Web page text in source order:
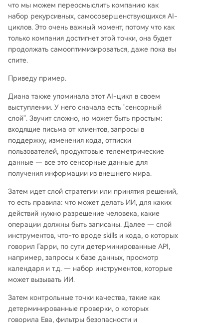
что мы можем переосмыслить компанию как
набор рекурсивных, самосовершенствующихся AI-
циклов. Это очень важный момент, потому что как
только компания достигнет этой точки, она будет
продолжать самооптимизироваться, даже пока вы
спите.
Приведу пример.
Диана также упоминала этот AI-цикл в своем
выступлении. У него сначала есть "сенсорный
слой". Звучит сложно, но может быть простым:
входящие письма от клиентов, запросы в
поддержку, изменения кода, отписки
пользователей, продуктовые телеметрические
данные — все это сенсорные данные для
получения информации из внешнего мира.
Затем идет слой стратегии или принятия решений,
то есть правила: что может делать ИИ, для каких
действий нужно разрешение человека, какие
операции должны быть записаны. Далее — слой
инструментов, что-то вроде skills и кода, о которых
говорил Гарри, по сути детерминированные API,
например, запросы к базе данных, просмотр
календаря и т.д. — набор инструментов, которые
может вызывать ИИ.
Затем контрольные точки качества, такие как
детерминированные проверки, о которых
говорила Ева, фильтры безопасности и